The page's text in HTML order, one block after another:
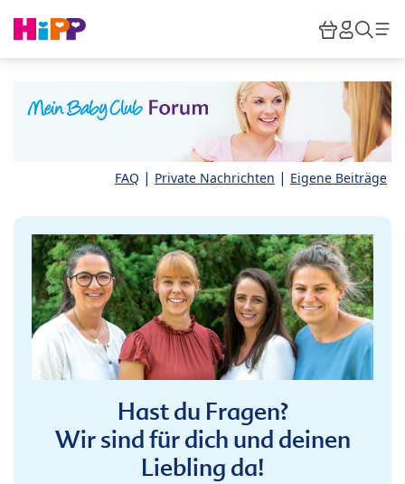
HiPP
FAQ | Private Nachrichten | Eigene Beiträge
Hast du Fragen?
Wir sind für dich und deinen
Liebling da!